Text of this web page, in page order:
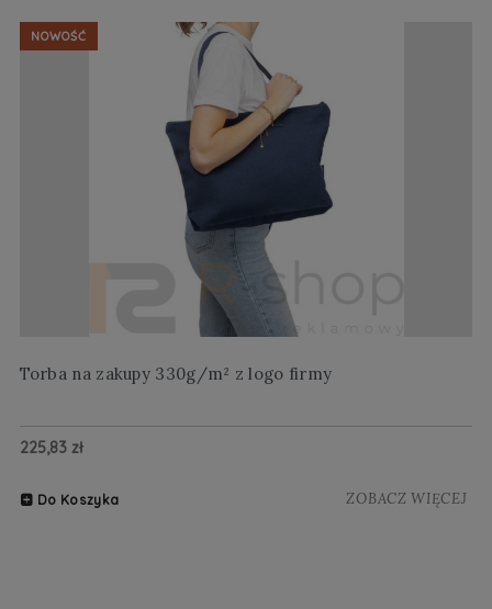
Torba na zakupy 330g/m² z logo firmy
225,83 zł
Do Koszyka ZOBACZ WIĘCEJ
NOWOŚĆ